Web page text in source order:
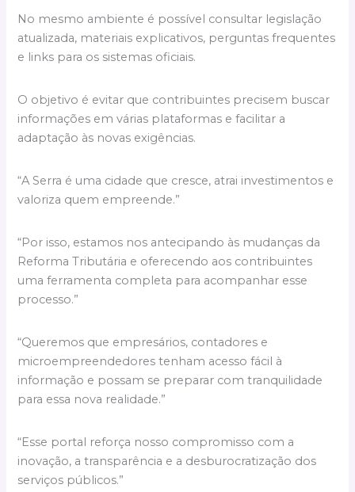
No mesmo ambiente é possível consultar legislação
atualizada, materiais explicativos, perguntas frequentes
e links para os sistemas oficiais.
O objetivo é evitar que contribuintes precisem buscar
informações em várias plataformas e facilitar a
adaptação às novas exigências.
“A Serra é uma cidade que cresce, atrai investimentos e
valoriza quem empreende.”
“Por isso, estamos nos antecipando às mudanças da
Reforma Tributária e oferecendo aos contribuintes
uma ferramenta completa para acompanhar esse
processo.”
“Queremos que empresários, contadores e
microempreendedores tenham acesso fácil à
informação e possam se preparar com tranquilidade
para essa nova realidade.”
“Esse portal reforça nosso compromisso com a
inovação, a transparência e a desburocratização dos
serviços públicos.”